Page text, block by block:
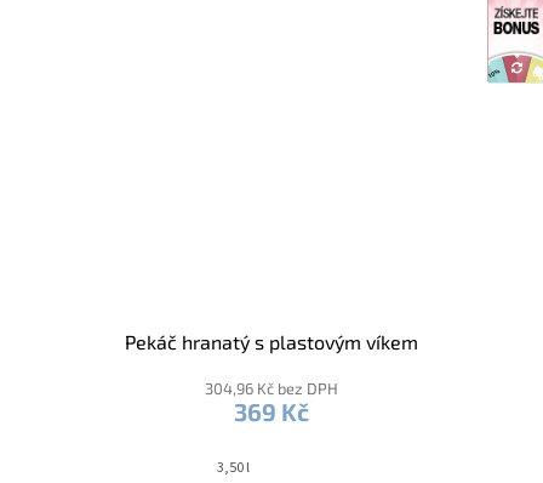
Pekáč hranatý s plastovým víkem
304,96 Kč bez DPH
369 Kč
3,50 l